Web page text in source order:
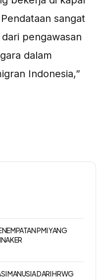
sangat
pengawasan
dalam
Indonesia,”
PMI YANG
MANUSIA DARI HRWG